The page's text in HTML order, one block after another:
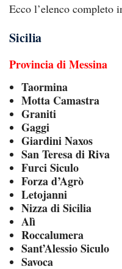
Ecco l’elenco completo
Sicilia
Provincia di Messina
Taormina
Motta Camastra
Graniti
Gaggi
Giardini Naxos
San Teresa di Riva
Furci Siculo
Forza d’Agrò
Letojanni
Nizza di Sicilia
Alì
Roccalumera
Sant’Alessio Siculo
Savoca